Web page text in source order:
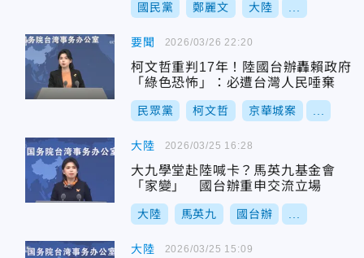
國民黨 鄭麗文 大陸
要聞
柯文哲重判17年！陸國台辦轟賴政府
「綠色恐怖」：必遭台灣人民唾棄
民眾黨 柯文哲 京華城案
2026/03/26 22:20
大陸
大九學堂赴陸喊卡？馬英九基金會
「家變」 國台辦重申交流立場
大陸 馬英九 國台辦
2026/03/25 16:28
大陸 2026/03/25 15:09